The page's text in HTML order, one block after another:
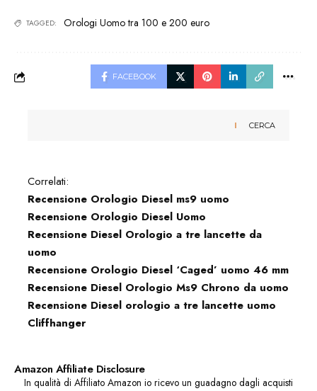
TAGGED: Orologi Uomo tra 100 e 200 euro
FACEBOOK
CERCA
Correlati:
Recensione Orologio Diesel ms9 uomo
Recensione Orologio Diesel Uomo
Recensione Diesel Orologio a tre lancette da
uomo
Recensione Orologio Diesel ‘Caged’ uomo 46 mm
Recensione Diesel Orologio Ms9 Chrono da uomo
Recensione Diesel orologio a tre lancette uomo
Cliffhanger
Amazon Affiliate Disclosure
In qualità di Affiliato Amazon io ricevo un guadagno dagli acquisti